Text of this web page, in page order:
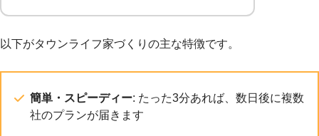
以下がタウンライフ家づくりの主な特徴です。
簡単・スピーディー: たった3分あれば、数日後に複数
社のプランが届きます